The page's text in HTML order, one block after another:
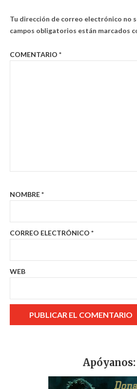
Tu dirección de correo electrónico no
campos obligatorios están marcados
COMENTARIO *
NOMBRE*
CORREO ELECTRÓNICO *
WEB
Apóyanos: